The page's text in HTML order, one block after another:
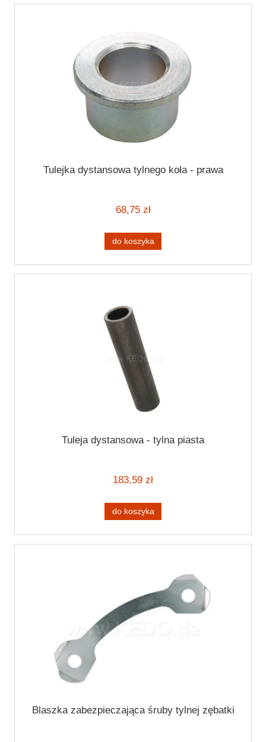
Tulejka dystansowa tylnego koła - prawa
68,75 zł
do koszyka
Tuleja dystansowa - tylna piasta
183,59 zł
do koszyka
Blaszka zabezpieczająca śruby tylnej zębatki